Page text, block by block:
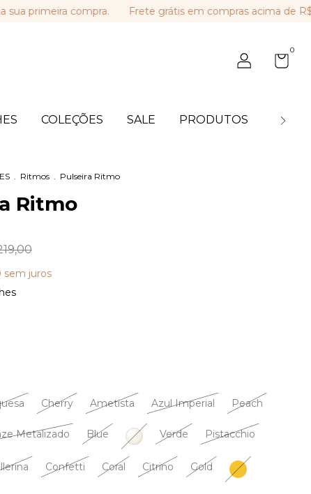
compra. Frete grátis em compras acima de R$
0
COLEÇÕES SALE PRODUTOS BLOG
. Ritmos . Pulseira Ritmo
Ritmo
sem juros
Cherry Ametista Azul Imperial Peach
Metalizado Blue Pérola Verde Pistacchio
Confetti Coral Citrino Gold Safran